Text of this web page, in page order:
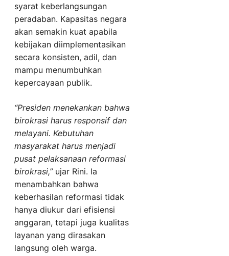
syarat keberlangsungan
peradaban. Kapasitas negara
akan semakin kuat apabila
kebijakan diimplementasikan
secara konsisten, adil, dan
mampu menumbuhkan
kepercayaan publik.
“Presiden menekankan bahwa
birokrasi harus responsif dan
melayani. Kebutuhan
masyarakat harus menjadi
pusat pelaksanaan reformasi
birokrasi,”ujar Rini. Ia
menambahkan bahwa
keberhasilan reformasi tidak
hanya diukur dari efisiensi
anggaran, tetapi juga kualitas
layanan yang dirasakan
langsung oleh warga.